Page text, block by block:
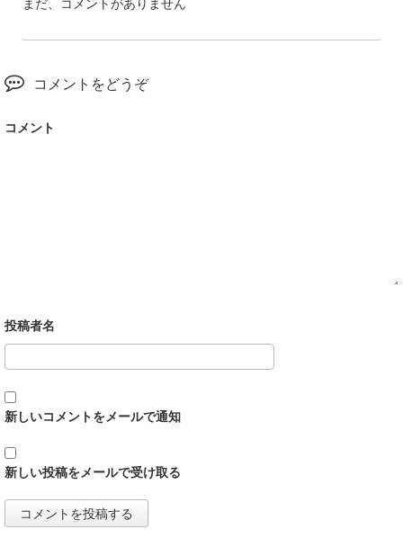
まだ、コメントがありません
コメントをどうぞ
コメント
新しいコメントをメールで通知
新しい投稿をメールで受け取る